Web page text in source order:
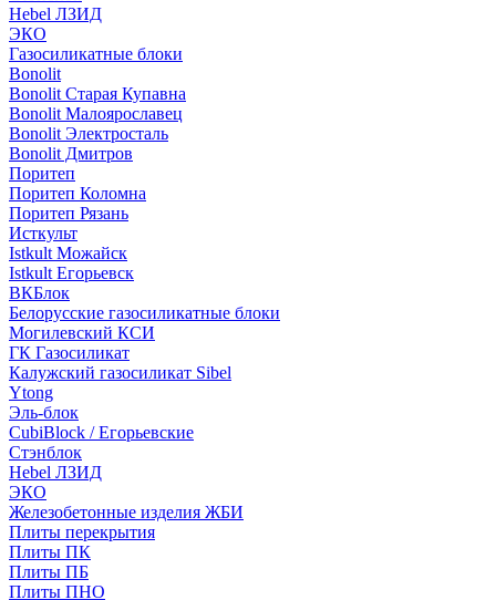
Hebel ЛЗИД
ЭКО
Газосиликатные блоки
Bonolit
Bonolit Старая Купавна
Bonolit Малоярославец
Bonolit Электросталь
Bonolit Дмитров
Поритеп
Поритеп Коломна
Поритеп Рязань
Исткульт
Istkult Можайск
Istkult Егорьевск
ВКБлок
Белорусские газосиликатные блоки
Могилевский КСИ
ГК Газосиликат
Калужский газосиликат Sibel
Ytong
Эль-блок
CubiBlock / Егорьевские
Стэнблок
Hebel ЛЗИД
ЭКО
Железобетонные изделия ЖБИ
Плиты перекрытия
Плиты ПК
Плиты ПБ
Плиты ПНО